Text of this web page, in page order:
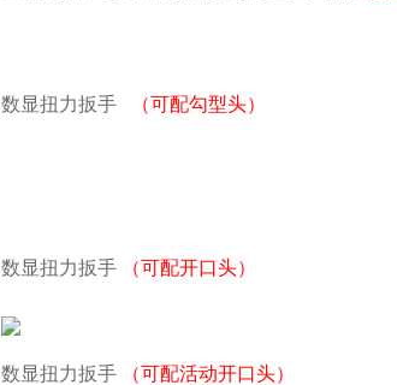
数显扭力扳手 （可配勾型头）
数显扭力扳手 （可配开口头）
数显扭力扳手 （可配活动开口头）